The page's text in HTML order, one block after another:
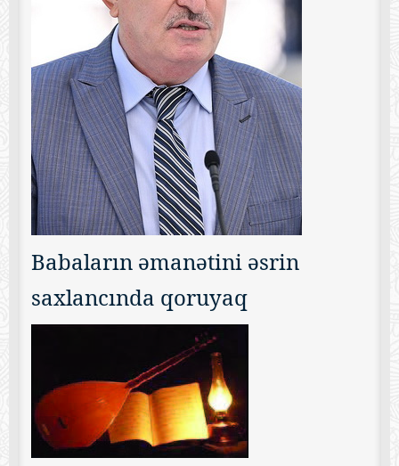
Babaların əmanətini əsrin
saxlancında qoruyaq